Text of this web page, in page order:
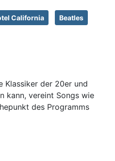
California Beatles
Klassiker der 20er und
kann, vereint Songs wie
des Programms